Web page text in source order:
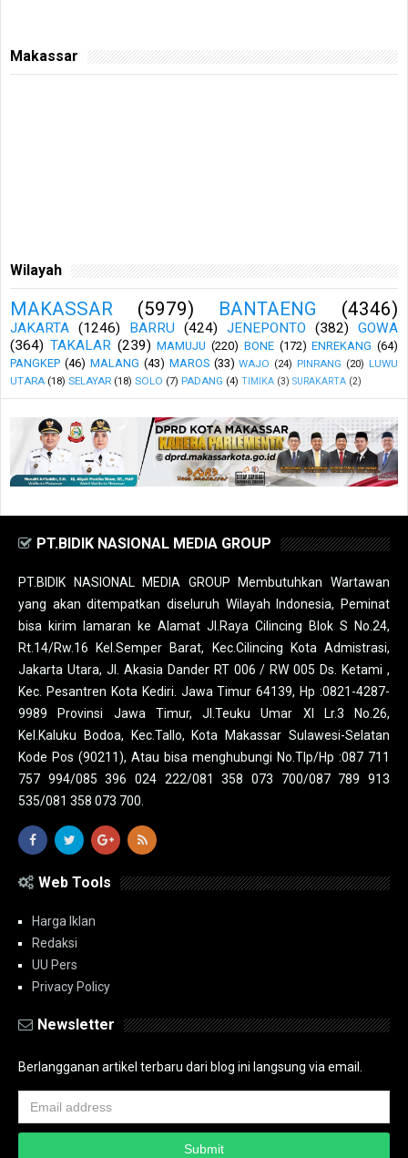
Makassar
Wilayah
MAKASSAR (5979) BANTAENG (4346)
JAKARTA (1246) BARRU (424) JENEPONTO (382)
GOWA
(364) TAKALAR (239) MAMUJU (220) BONE (172) ENREKANG (64)
PANGKEP (46) MALANG (43) MAROS (33) WAJO (24) PINRANG (20) LUWU
UTARA (18) SELAYAR (18) SOLO (7) PADANG (4) TIMIKA (3) SURAKARTA (2)
PT.BIDIK NASIONAL MEDIA GROUP
PT.BIDIK NASIONAL MEDIA GROUP Membutuhkan Wartawan
yang akan ditempatkan diseluruh Wilayah Indonesia, Peminat
bisa kirim lamaran ke Alamat Jl.Raya Cilincing Blok S No.24,
Rt.14/Rw.16 Kel.Semper Barat, Kec.Cilincing Kota Admistrasi,
Jakarta Utara, Jl. Akasia Dander RT 006 / RW 005 Ds. Ketami ,
Kec. Pesantren Kota Kediri. Jawa Timur 64139, Hp :0821-4287-
9989 Provinsi Jawa Timur, Jl.Teuku Umar XI Lr.3 No.26,
Kel.Kaluku Bodoa, Kec.Tallo, Kota Makassar Sulawesi-Selatan
Kode Pos (90211), Atau bisa menghubungi No.Tlp/Hp :087 711
757 994/085 396 024 222/081 358 073 700/087 789 913
535/081 358 073 700.
Web Tools
Harga Iklan
Redaksi
UU Pers
Privacy Policy
Newsletter
Berlangganan artikel terbaru dari blog ini langsung via email.